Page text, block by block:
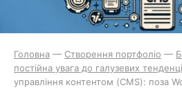
Головна — Створення портфоліо —
постійна увага до галузевих
управління контентом (CMS): поза